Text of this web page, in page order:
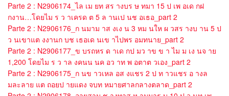
Parte 2 : N2906174_ไล เม ยท สร างบร ษ ทมา 15 ป เพ อเด กฝ
กงาน…โดยไม ร ว าเครด ต 5 ล านเป นช อเธอ_part 2
Parte 2 : N2906176_ก นมาม าส งเง น 3 หม นให ผ วสร างบ าน 5 ป
ว นเขาแต งงานก บช เธอเด นเข าไปพร อมทนาย_part 2
Parte 2 : N2906177_ข บรถหร ด าเด กป มว าข ข า ไม ม เง นจ าย
1,200 โดยไม ร ว าล งคนน นค อว าท พ อตาต วเอง_part 2
Parte 2 : N2906175_ก นข าวเหล อส งแชร 2 ป ท าวแชร อ างล
มละลาย แต ถอยป ายแดง จบท หมายศาลกลางตลาด_part 2